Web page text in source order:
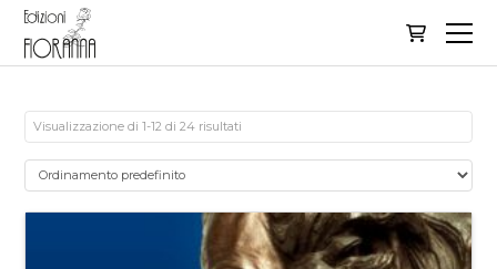
Visualizzazione di 1-12 di 24 risultati